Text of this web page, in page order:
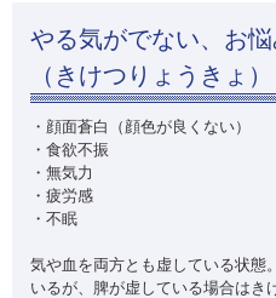
やる気がでない、お
（きけつりょうきょ）
・顔面蒼白（顔色が良くない）
・食欲不振
・無気力
・疲労感
・不眠
気や血を両方とも虚している状態
いるが、脾が虚している場合はき